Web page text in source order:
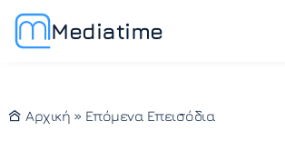
Mediatime
Αρχική » Επόμενα Επεισόδια